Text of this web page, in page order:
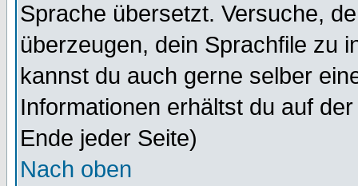
Sprache übersetzt. Versuche,
überzeugen, dein Sprachfile zu
kannst du auch gerne selber
Informationen erhältst du auf
Ende jeder Seite)
Nach oben